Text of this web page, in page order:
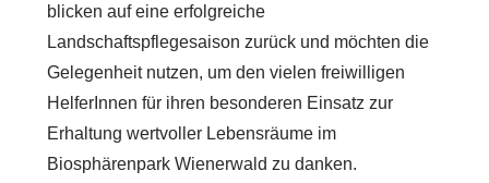
blicken auf eine erfolgreiche
Landschaftspflegesaison zurück und möchten die
Gelegenheit nutzen, um den vielen freiwilligen
HelferInnen für ihren besonderen Einsatz zur
Erhaltung wertvoller Lebensräume im
Biosphärenpark Wienerwald zu danken.